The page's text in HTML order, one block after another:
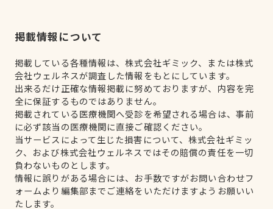
掲載情報について
掲載している各種情報は、株式会社ギミック、または株式
会社ウェルネスが調査した情報をもとにしています。
出来るだけ正確な情報掲載に努めておりますが、内容を完
全に保証するものではありません。
掲載されている医療機関へ受診を希望される場合は、事前
に必ず該当の医療機関に直接ご確認ください。
当サービスによって生じた損害について、株式会社ギミッ
ク、および株式会社ウェルネスではその賠償の責任を一切
負わないものとします。
情報に誤りがある場合には、お手数ですがお問い合わせフ
ォームより編集部までご連絡をいただけますようお願いい
たします。